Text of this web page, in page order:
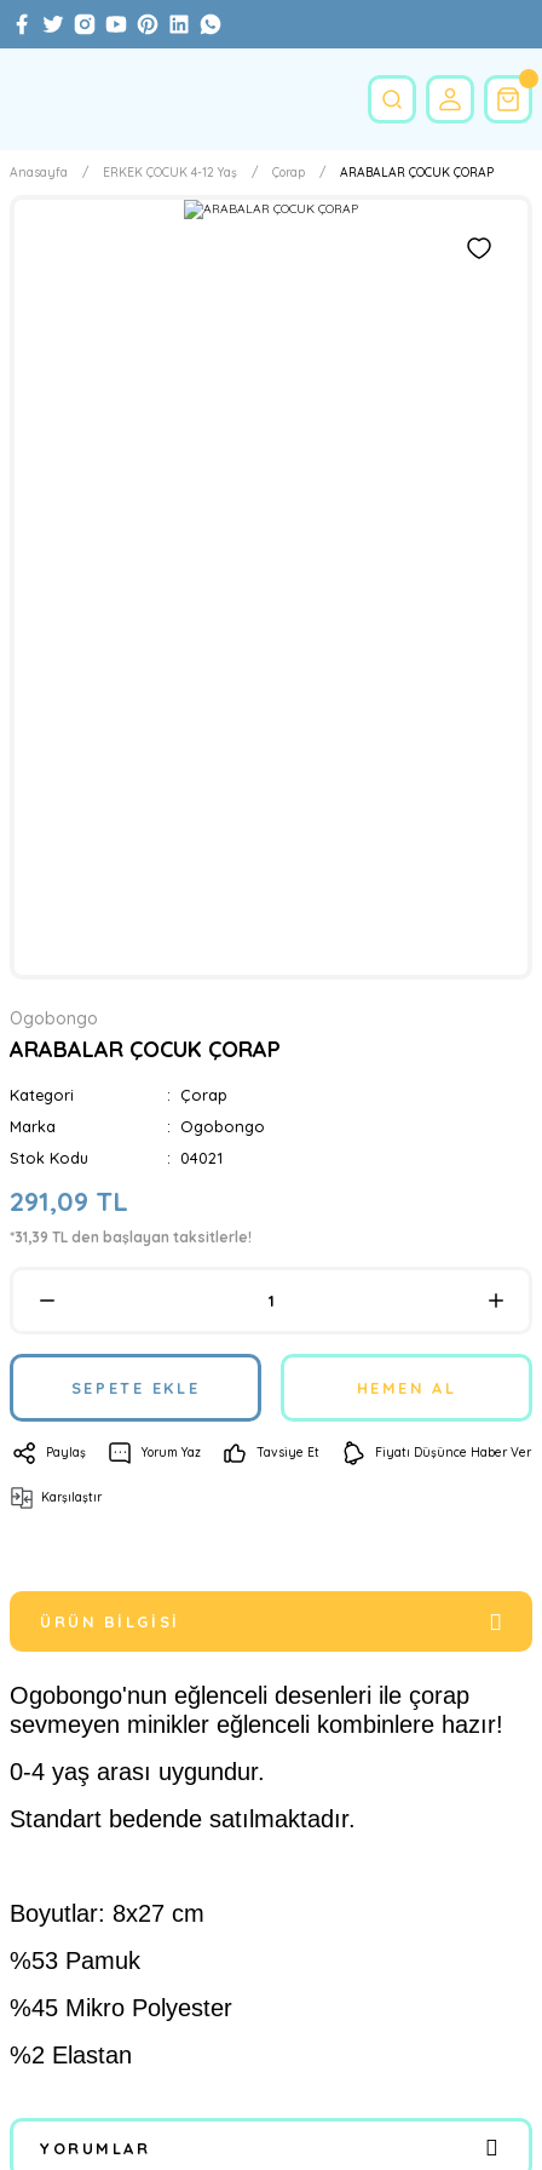
Anasayfa ERKEK ÇOCUK 4-12 Yaş Çorap ARABALAR ÇOCUK ÇORAP
Ogobongo
ARABALAR ÇOCUK ÇORAP
Kategori
Çorap
Marka
Ogobongo
Stok Kodu
04021
291,09 TL
*31,39 TL den başlayan taksitlerle!
SEPETE EKLE HEMEN AL
Paylaş Yorum Yaz Tavsiye Et Fiyatı Düşünce Haber Ver
Karşılaştır
ÜRÜN BILGISI
Ogobongo'nun eğlenceli desenleri ile çorap
sevmeyen minikler eğlenceli kombinlere hazır!
0-4 yaş arası uygundur.
Standart bedende satılmaktadır.
Boyutlar: 8x27 cm
%53 Pamuk
%45 Mikro Polyester
%2 Elastan
YORUMLAR